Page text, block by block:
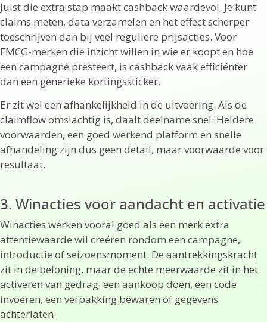
Juist die extra stap maakt cashback waardevol. Je kunt
claims meten, data verzamelen en het effect scherper
toeschrijven dan bij veel reguliere prijsacties. Voor
FMCG-merken die inzicht willen in wie er koopt en hoe
een campagne presteert, is cashback vaak efficiënter
dan een generieke kortingssticker.
Er zit wel een afhankelijkheid in de uitvoering. Als de
claimflow omslachtig is, daalt deelname snel. Heldere
voorwaarden, een goed werkend platform en snelle
afhandeling zijn dus geen detail, maar voorwaarde voor
resultaat.
3. Winacties voor aandacht en activatie
Winacties werken vooral goed als een merk extra
attentiewaarde wil creëren rondom een campagne,
introductie of seizoensmoment. De aantrekkingskracht
zit in de beloning, maar de echte meerwaarde zit in het
activeren van gedrag: een aankoop doen, een code
invoeren, een verpakking bewaren of gegevens
achterlaten.